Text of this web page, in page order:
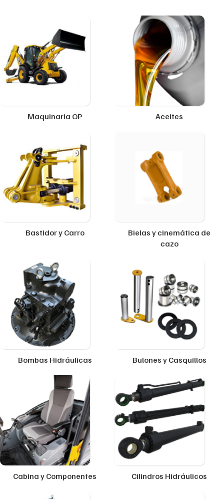
Maquinaria OP Aceites
Bastidor y Carro
Bielas y cinemática de
cazo
Bombas Hidráulicas Bulones y Casquillos
Cabina y Componentes Cilindros Hidráulicos